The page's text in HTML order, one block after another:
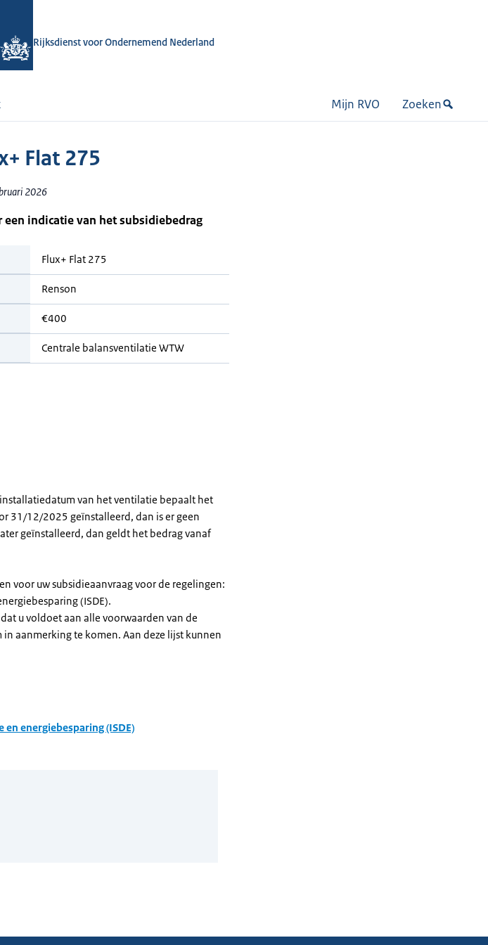
Rijksdienst voor Ondernemend Nederland
Mijn RVO Zoeken
Flat 275
2026
indicatie van het subsidiebedrag
Flux+ Flat 275
Renson
€400
Centrale balansventilatie WTW
van het ventilatie bepaalt het
31/12/2025 geïnstalleerd, dan is er geen
geïnstalleerd, dan geldt het bedrag vanaf
voor uw subsidieaanvraag voor de regelingen:
(ISDE).
u voldoet aan alle voorwaarden van de
aanmerking te komen. Aan deze lijst kunnen
energiebesparing (ISDE)